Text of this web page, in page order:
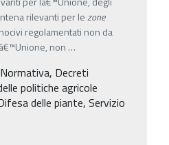
rilevanti per lezone
regolamentati non da
non …
Decreti
politiche agricole
delle piante, Servizio